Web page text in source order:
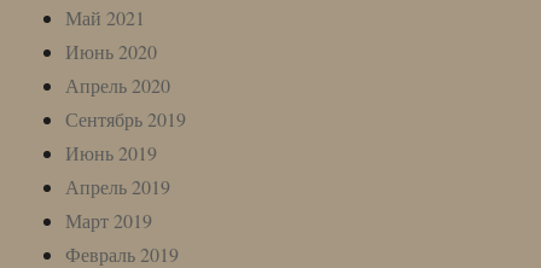
Май 2021
Июнь 2020
Апрель 2020
Сентябрь 2019
Июнь 2019
Апрель 2019
Март 2019
Февраль 2019